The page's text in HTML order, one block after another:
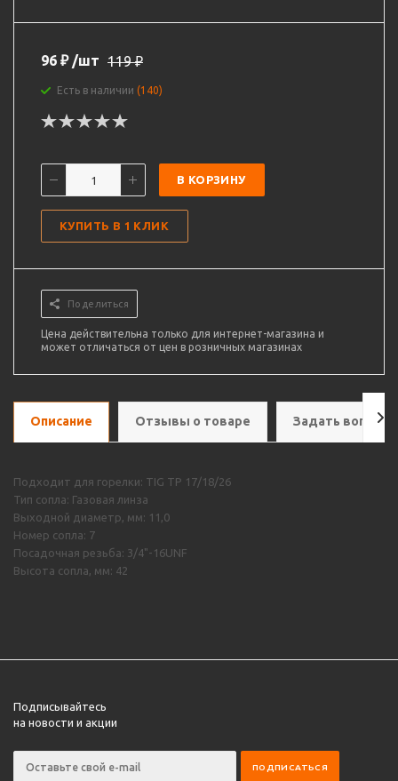
96 ₽ /шт 119₽
Есть в наличии (140)
В КОРЗИНУ
КУПИТЬ В 1 КЛИК
Поделиться
Цена действительна только для интернет-магазина и
может отличаться от цен в розничных магазинах
Описание Отзывы о товаре Задать вопрос
Подходит для горелки: TIG TP 17/18/26
Тип сопла: Газовая линза
Выходной диаметр, мм: 11,0
Номер сопла: 7
Посадочная резьба: 3/4"-16UNF
Высота сопла, мм: 42
Подписывайтесь
на новости и акции